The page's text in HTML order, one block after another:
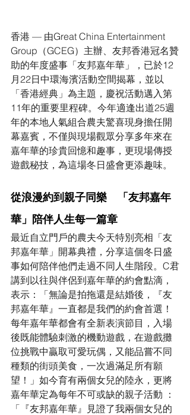
香港 — 由Great China Entertainment
Group（GCEG）主辦、友邦香港冠名贊
助的年度盛事「友邦嘉年華」，已於12
月22日中環海濱活動空間揭幕，並以
「香港經典」為主題，慶祝活動邁入第
11年的重要里程碑。今年適逢出道25週
年的本地人氣組合農夫驚喜現身擔任開
幕嘉賓，不僅與現場觀眾分享多年來在
嘉年華的珍貴回憶和趣事，更現場傳授
遊戲秘技，為這場冬日盛會更添趣味。
從浪漫約到親子同樂　「友邦嘉年
華」陪伴人生每一篇章
最近自立門戶的農夫今天特別亮相「友
邦嘉年華」開幕典禮，分享這個冬日盛
事如何陪伴他們走過不同人生階段。C君
講到以往與伴侶到嘉年華的約會點滴，
表示：「無論是拍拖還是結婚後，『友
邦嘉年華』一直都是我們的約會首選！
每年嘉年華都會有全新表演節目，入場
後既能體驗刺激的機動遊戲，在遊戲攤
位挑戰中贏取可愛玩偶，又能品嘗不同
種類的街頭美食，一次過滿足所有願
望！」如今育有兩個女兒的陸永，更將
嘉年華定為每年不可或缺的親子活動 ：
「『友邦嘉年華』見證了我兩個女兒的